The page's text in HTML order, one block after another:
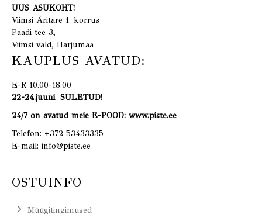
UUS ASUKOHT!
Viimsi Äritare 1. korrus
Paadi tee 3,
Viimsi vald, Harjumaa
KAUPLUS AVATUD:
E-R 10.00-18.00
22-24.juuni SULETUD!
24/7 on avatud meie E-POOD: www.piste.ee
Telefon: +372 53433335
E-mail: info@piste.ee
OSTUINFO
Müügitingimused